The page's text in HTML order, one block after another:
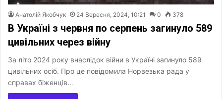
Анатолій Якобчук 24 Вересня, 2024, 10:21 0 378
В Україні з червня по серпень загинуло 589
цивільних через війну
За літо 2024 року внаслідок війни в Україні загинуло 589
цивільних осіб. Про це повідомила Норвезька рада у
справах біженців…